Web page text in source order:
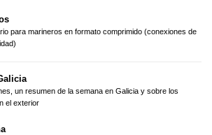
para marineros en formato comprimido (conexiones de
un resumen de la semana en Galicia y sobre los
el exterior